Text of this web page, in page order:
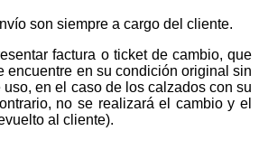
son siempre a cargo del cliente.
factura o ticket de cambio, que
encuentre en su condición original sin
en el caso de los calzados con su
no se realizará el cambio y el
al cliente).